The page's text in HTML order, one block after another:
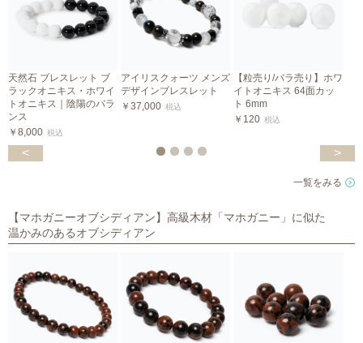
天然石 ブレスレット ブ
ラックオニキス・ホワイ
トオニキス｜陰陽のバラ
ンス
￥8,000 税込
アイリスクォーツ メンズ
デザインブレスレット
￥37,000 税込
【粒売り/バラ売り】ホワ
イトオニキス 64面カッ
ト 6mm
￥120 税込
< >
一覧をみる
【マホガニーオブシディアン】高級木材「マホガニー」に似た
温かみのあるオブシディアン